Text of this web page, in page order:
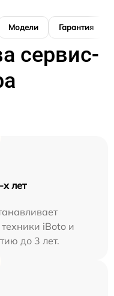
Модели Гарантия
сервис-
лет
iBoto и
до 3 лет.